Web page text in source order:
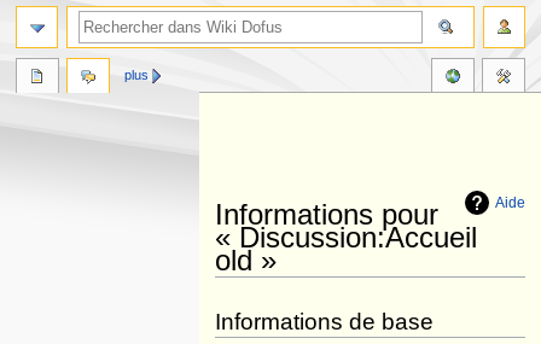
Aide
Informations pour
« Discussion:Accueil
old »
ààInformations de base
plus